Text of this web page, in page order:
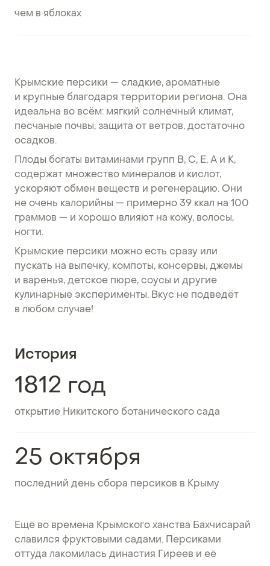
чем в яблоках
Крымские персики — сладкие, ароматные
и крупные благодаря территории региона. Она
идеальна во всём: мягкий солнечный климат,
песчаные почвы, защита от ветров, достаточно
осадков.
Плоды богаты витаминами групп В, С, Е, А и К,
содержат множество минералов и кислот,
ускоряют обмен веществ и регенерацию. Они
не очень калорийны — примерно 39 ккал на 100
граммов — и хорошо влияют на кожу, волосы,
ногти.
Крымские персики можно есть сразу или
пускать на выпечку, компоты, консервы, джемы
и варенья, детское пюре, соусы и другие
кулинарные эксперименты. Вкус не подведёт
в любом случае!
История
1812 год
открытие Никитского ботанического сада
25 октября
последний день сбора персиков в Крыму
Ещё во времена Крымского ханства Бахчисарай
славился фруктовыми садами. Персиками
оттуда лакомилась династия Гиреев и её